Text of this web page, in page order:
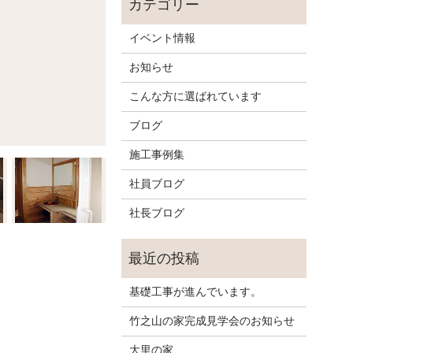
イベント情報
お知らせ
こんな方に選ばれています
ブログ
施工事例集
社員ブログ
社長ブログ
基礎工事が進んでいます。
竹之山の家完成見学会のお知らせ
大里の家